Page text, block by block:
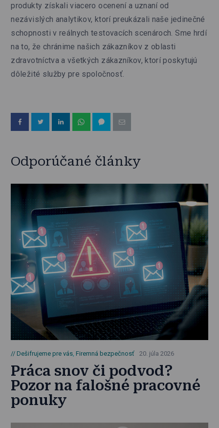
produkty získali viacero ocenení a uznaní od
nezávislých analytikov, ktorí preukázali naše jedinečné
schopnosti v reálnych testovacích scenároch. Sme hrdí
na to, že chránime našich zákazníkov z oblasti
zdravotníctva a všetkých zákazníkov, ktorí poskytujú
dôležité služby pre spoločnosť.
Odporúčané články
Dešifrujeme pre vás ,Firemná bezpečnosť 20. júla 2026
Práca snov či podvod?
Pozor na falošné pracovné
ponuky